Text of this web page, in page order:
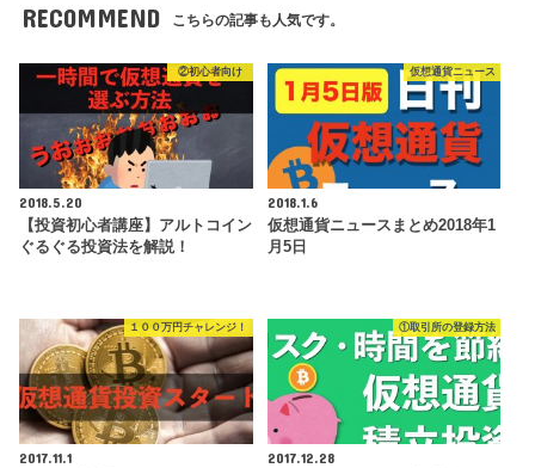
RECOMMEND こちらの記事も人気です。
②初心者向け
2018.5.20
【投資初心者講座】アルトコイン
ぐるぐる投資法を解説！
仮想通貨ニュース
2018.1.6
仮想通貨ニュースまとめ2018年1
月5日
１００万円チャレンジ！
2017.11.1
①取引所の登録方法
2017.12.28